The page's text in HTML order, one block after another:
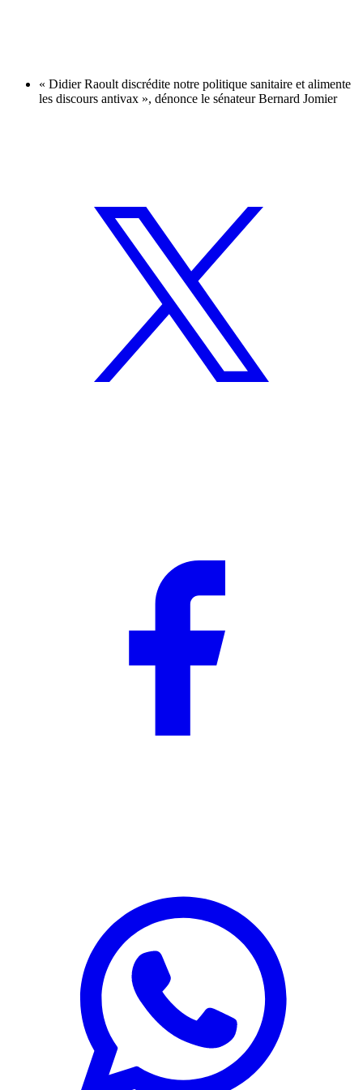
« Didier Raoult discrédite notre politique sanitaire et alimente
les discours antivax », dénonce le sénateur Bernard Jomier